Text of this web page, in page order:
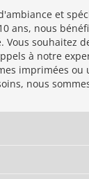
et
ans, nous
Vous souhaitez
à notre
imprimées ou
nous